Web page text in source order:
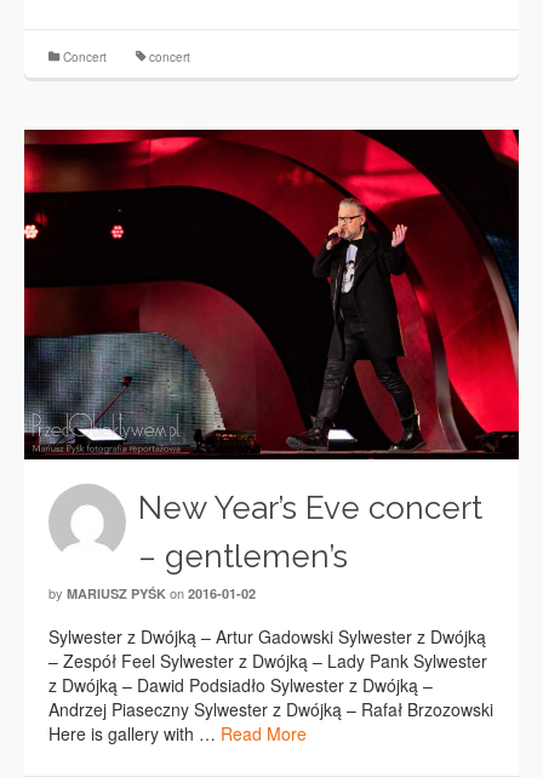
Concert concert
New Year’s Eve concert
– gentlemen’s
by MARIUSZ PYŚK on 2016-01-02
Sylwester z Dwójką – Artur Gadowski Sylwester z Dwójką
– Zespół Feel Sylwester z Dwójką – Lady Pank Sylwester
z Dwójką – Dawid Podsiadło Sylwester z Dwójką –
Andrzej Piaseczny Sylwester z Dwójką – Rafał Brzozowski
Here is gallery with … Read More